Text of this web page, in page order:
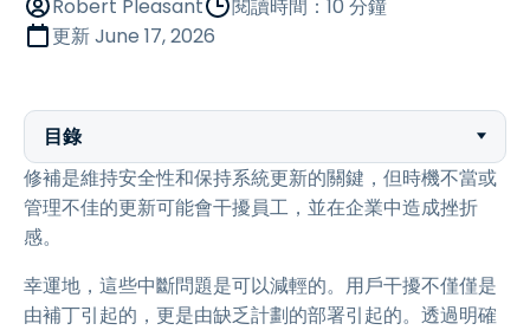
Robert Pleasant
閱讀時間：10 分鐘
更新June 17, 2026
目錄
修補是維持安全性和保持系統更新的關鍵，但時機不當或
管理不佳的更新可能會干擾員工，並在企業中造成挫折
感。
幸運地，這些中斷問題是可以減輕的。用戶干擾不僅僅是
由補丁引起的，更是由缺乏計劃的部署引起的。透過明確